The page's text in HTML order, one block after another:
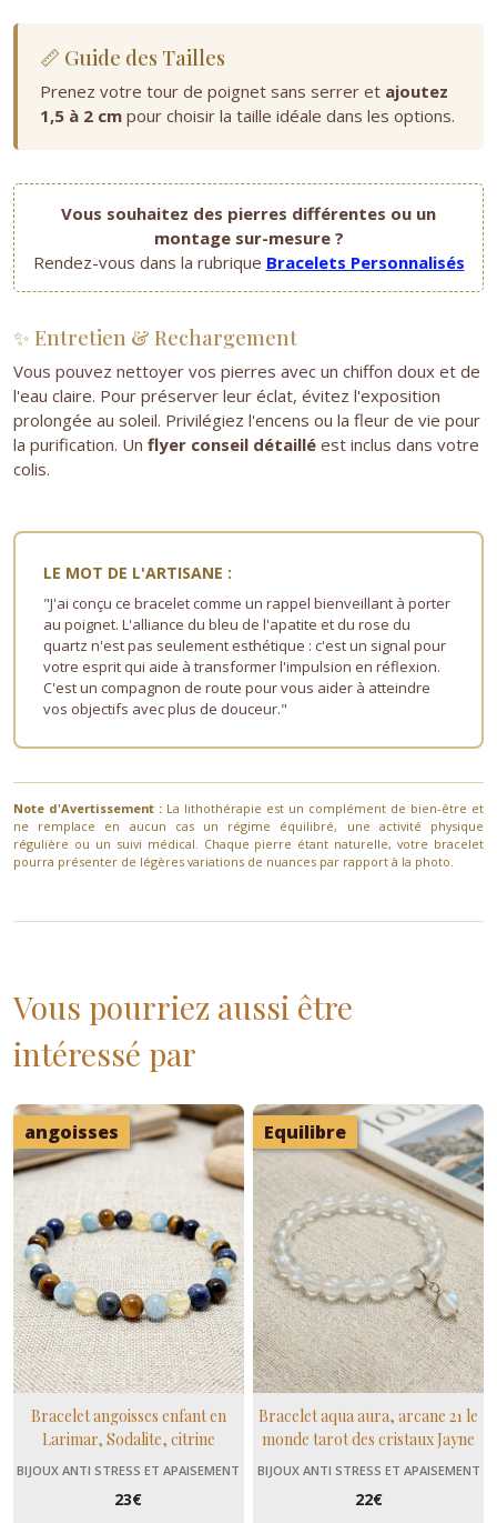
📏 Guide des Tailles
Prenez votre tour de poignet sans serrer et ajoutez
1,5 à 2 cm pour choisir la taille idéale dans les options.
Vous souhaitez des pierres différentes ou un
montage sur-mesure ?
Rendez-vous dans la rubrique Bracelets Personnalisés
✨ Entretien & Rechargement
Vous pouvez nettoyer vos pierres avec un chiffon doux et de
l'eau claire. Pour préserver leur éclat, évitez l'exposition
prolongée au soleil. Privilégiez l'encens ou la fleur de vie pour
la purification. Un flyer conseil détaillé est inclus dans votre
colis.
LE MOT DE L'ARTISANE :
"J'ai conçu ce bracelet comme un rappel bienveillant à porter
au poignet. L'alliance du bleu de l'apatite et du rose du
quartz n'est pas seulement esthétique : c'est un signal pour
votre esprit qui aide à transformer l'impulsion en réflexion.
C'est un compagnon de route pour vous aider à atteindre
vos objectifs avec plus de douceur."
Note d'Avertissement : La lithothérapie est un complément de bien-être et
ne remplace en aucun cas un régime équilibré, une activité physique
régulière ou un suivi médical. Chaque pierre étant naturelle, votre bracelet
pourra présenter de légères variations de nuances par rapport à la photo.
Vous pourriez aussi être
intéressé par
angoisses
Bracelet angoisses enfant en
Larimar, Sodalite, citrine
BIJOUX ANTI STRESS ET APAISEMENT
23€
Equilibre
Bracelet aqua aura, arcane 21 le
monde tarot des cristaux Jayne
Wallace, numérologie pierre
BIJOUX ANTI STRESS ET APAISEMENT
22€